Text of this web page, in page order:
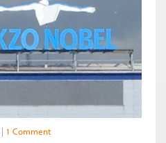
1 Comment